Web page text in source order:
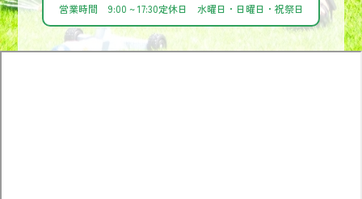
営業時間 9:00 ~ 17:30定休日 水曜日・日曜日・祝祭日